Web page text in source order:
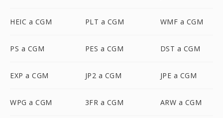
HEIC a CGM PLT a CGM WMF a CGM
PS a CGM PES a CGM DST a CGM
EXP a CGM JP2 a CGM JPE a CGM
WPG a CGM 3FR a CGM ARW a CGM